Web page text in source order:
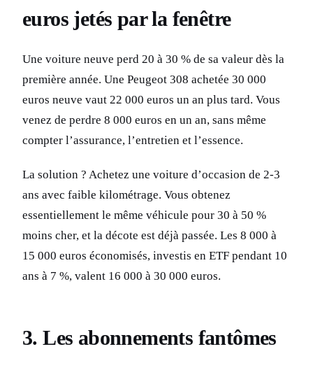
euros jetés par la fenêtre
Une voiture neuve perd 20 à 30 % de sa valeur dès la
première année. Une Peugeot 308 achetée 30 000
euros neuve vaut 22 000 euros un an plus tard. Vous
venez de perdre 8 000 euros en un an, sans même
compter l’assurance, l’entretien et l’essence.
La solution ? Achetez une voiture d’occasion de 2-3
ans avec faible kilométrage. Vous obtenez
essentiellement le même véhicule pour 30 à 50 %
moins cher, et la décote est déjà passée. Les 8 000 à
15 000 euros économisés, investis en ETF pendant 10
ans à 7 %, valent 16 000 à 30 000 euros.
3. Les abonnements fantômes